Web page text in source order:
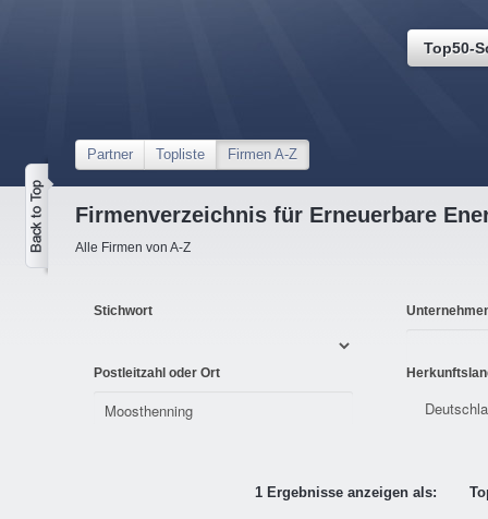
Top50-
Partner Topliste Firmen A-Z
Firmenverzeichnis für Erneuerbare
Alle Firmen von A-Z
Stichwort
Postleitzahl oder Ort
1 Ergebnisse anzeigen als: